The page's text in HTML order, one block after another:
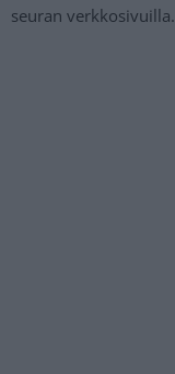
seuran verkkosivuilla.